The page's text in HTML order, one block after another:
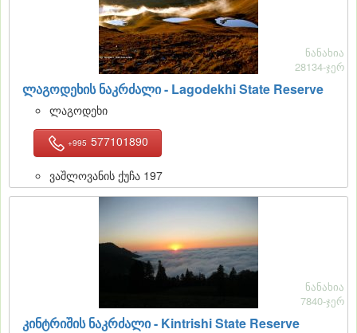
ლაგოდეხის ნაკრძალი - Lagodekhi State Reserve
ნანახია
28134-ჯერ
ლაგოდეხი
+995 577101890
ვაშლოვანის ქუჩა 197
კინტრიშის ნაკრძალი - Kintrishi State Reserve
ნანახია
7840-ჯერ